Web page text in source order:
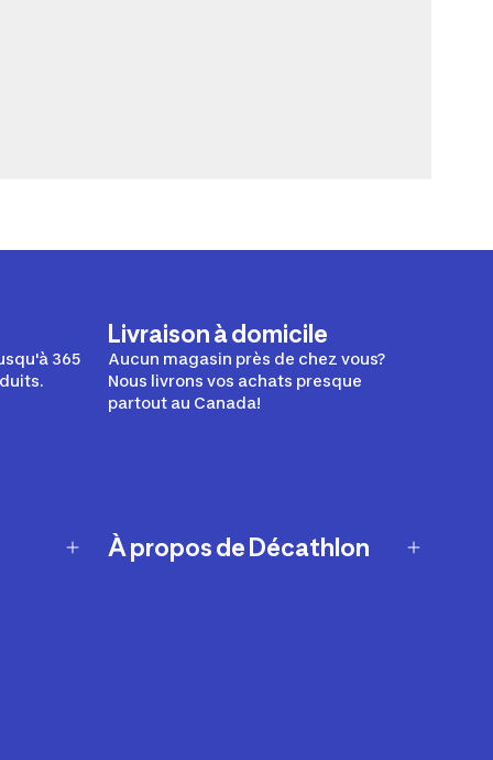
365
Livraison à domicile
Aucun magasin près de chez vous?
Nous livrons vos achats presque
partout au Canada!
À propos de Décathlon